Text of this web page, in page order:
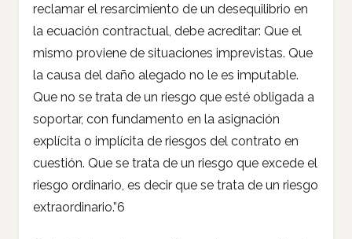
reclamar el resarcimiento de un desequilibrio en
la ecuación contractual, debe acreditar: Que el
mismo proviene de situaciones imprevistas. Que
la causa del daño alegado no le es imputable.
Que no se trata de un riesgo que esté obligada a
soportar, con fundamento en la asignación
explícita o implícita de riesgos del contrato en
cuestión. Que se trata de un riesgo que excede el
riesgo ordinario, es decir que se trata de un riesgo
extraordinario.”6